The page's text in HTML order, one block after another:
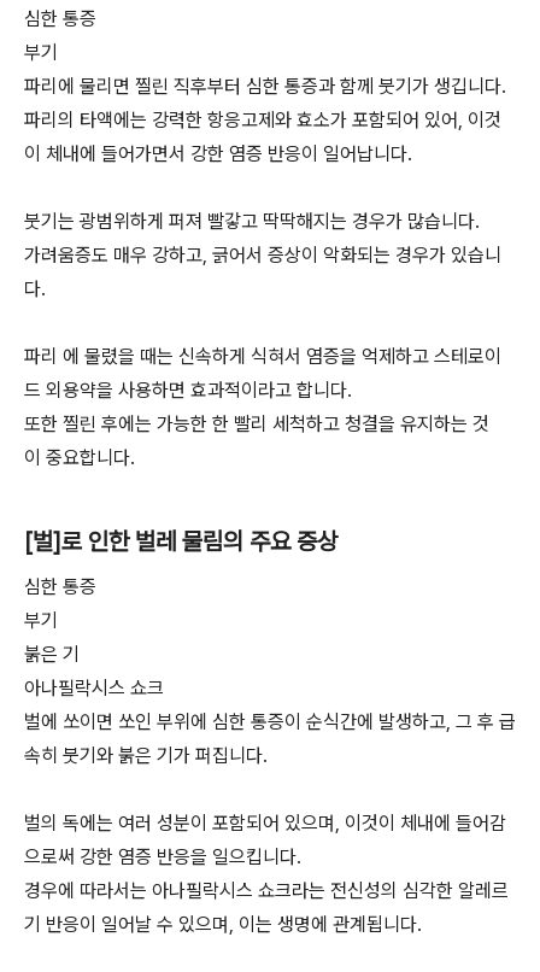
심한 통증
부기
파리에 물리면 찔린 직후부터 심한 통증과 함께 붓기가 생깁니다.
파리의 타액에는 강력한 항응고제와 효소가 포함되어 있어, 이것
이 체내에 들어가면서 강한 염증 반응이 일어납니다.
붓기는 광범위하게 퍼져 빨갛고 딱딱해지는 경우가 많습니다.
가려움증도 매우 강하고, 긁어서 증상이 악화되는 경우가 있습니
다.
파리 에 물렸을 때는 신속하게 식혀서 염증을 억제하고 스테로이
드 외용약을 사용하면 효과적이라고 합니다.
또한 찔린 후에는 가능한 한 빨리 세척하고 청결을 유지하는 것
이 중요합니다.
[벌]로 인한 벌레 물림의 주요 증상
심한 통증
부기
붉은 기
아나필락시스 쇼크
벌에 쏘이면 쏘인 부위에 심한 통증이 순식간에 발생하고, 그 후 급
속히 붓기와 붉은 기가 퍼집니다.
벌의 독에는 여러 성분이 포함되어 있으며, 이것이 체내에 들어감
으로써 강한 염증 반응을 일으킵니다.
경우에 따라서는 아나필락시스 쇼크라는 전신성의 심각한 알레르
기 반응이 일어날 수 있으며, 이는 생명에 관계됩니다.